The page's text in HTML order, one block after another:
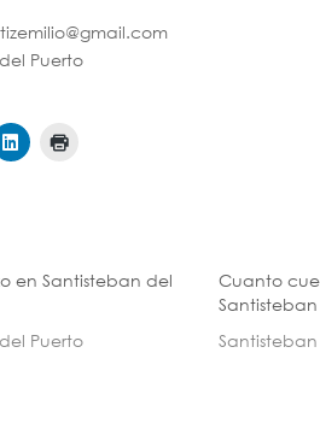
Puerto
en Santisteban del
Puerto
Cuanto